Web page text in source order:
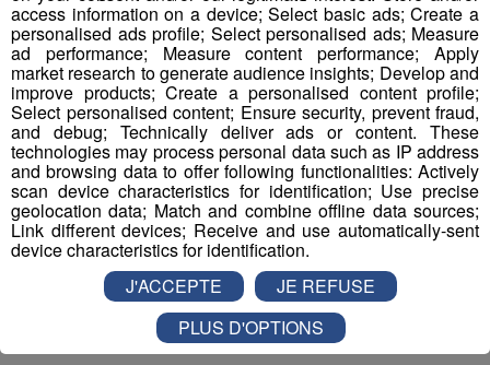
Bonjour Mme / M. le Maire
access information on a device; Select basic ads; Create a
personalised ads profile; Select personalised ads; Measure
ad performance; Measure content performance; Apply
market research to generate audience insights; Develop and
improve products; Create a personalised content profile;
Select personalised content; Ensure security, prevent fraud,
and debug; Technically deliver ads or content. These
technologies may process personal data such as IP address
and browsing data to offer following functionalities: Actively
scan device characteristics for identification; Use precise
geolocation data; Match and combine offline data sources;
Link different devices; Receive and use automatically-sent
device characteristics for identification.
J'ACCEPTE
JE REFUSE
PLUS D'OPTIONS